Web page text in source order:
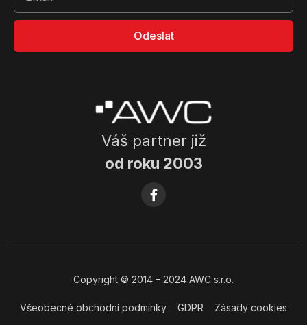
Váš partner již
od roku 2003
Odeslat
Copyright © 2014 – 2024 AWC s.r.o.
Všeobecné obchodní podmínky GDPR Zásady cookies